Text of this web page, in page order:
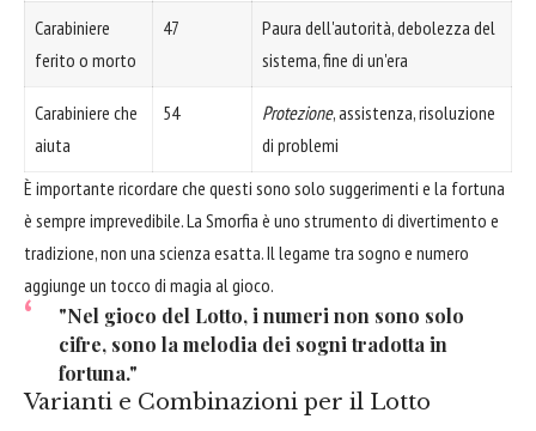
Carabiniere
ferito o morto
47
Paura dell'autorità, debolezza del
sistema, fine di un'era
Carabiniere che
aiuta
54 Protezione, assistenza, risoluzione
di problemi
È importante ricordare che questi sono solo suggerimenti e la fortuna
è sempre imprevedibile. La Smorfia è uno strumento di divertimento e
tradizione, non una scienza esatta. Il legame tra sogno e numero
aggiunge un tocco di magia al gioco.
"Nel gioco del Lotto, i numeri non sono solo
cifre, sono la melodia dei sogni tradotta in
fortuna."
Varianti e Combinazioni per il Lotto